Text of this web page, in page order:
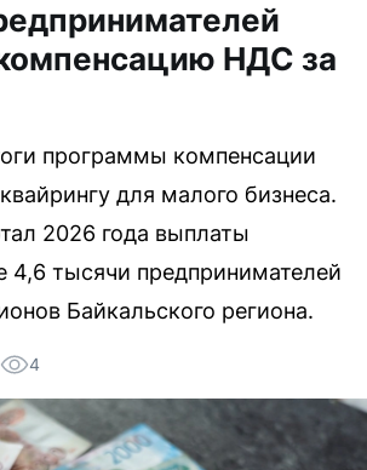
НДС за
программы компенсации
для малого бизнеса.
2026 года выплаты
4,6 тысячи предпринимателей
Байкальского региона.
4